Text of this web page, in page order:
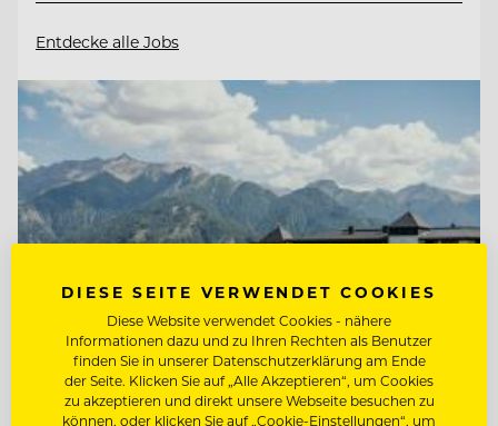
Entdecke alle Jobs
DIESE SEITE VERWENDET COOKIES
Diese Website verwendet Cookies - nähere
Informationen dazu und zu Ihren Rechten als Benutzer
finden Sie in unserer Datenschutzerklärung am Ende
der Seite. Klicken Sie auf „Alle Akzeptieren“, um Cookies
zu akzeptieren und direkt unsere Webseite besuchen zu
können, oder klicken Sie auf „Cookie-Einstellungen“, um